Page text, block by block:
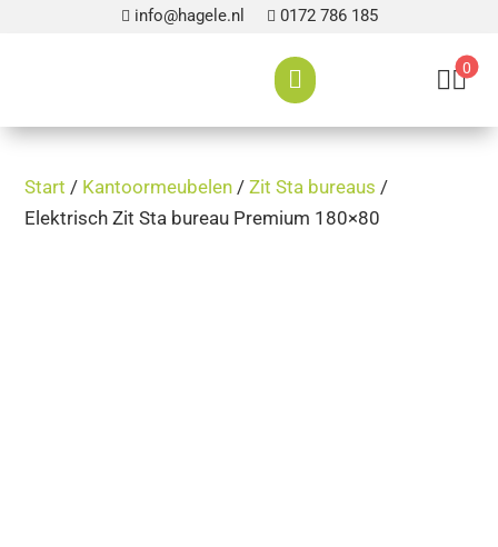
 info@hagele.nl  0172 786 185
 0
Start / Kantoormeubelen /Zit Sta bureaus /
Elektrisch Zit Sta bureau Premium 180×80